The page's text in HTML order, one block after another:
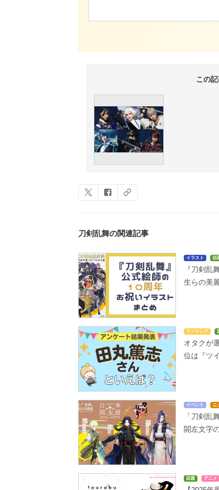
この
刀剣乱舞の関連記事
イラスト 話
『刀剣乱
生らの美
ランキング
オタクが
位は『ツ
イベント ニ
「刀剣乱
閤左文字
話題 アニメ